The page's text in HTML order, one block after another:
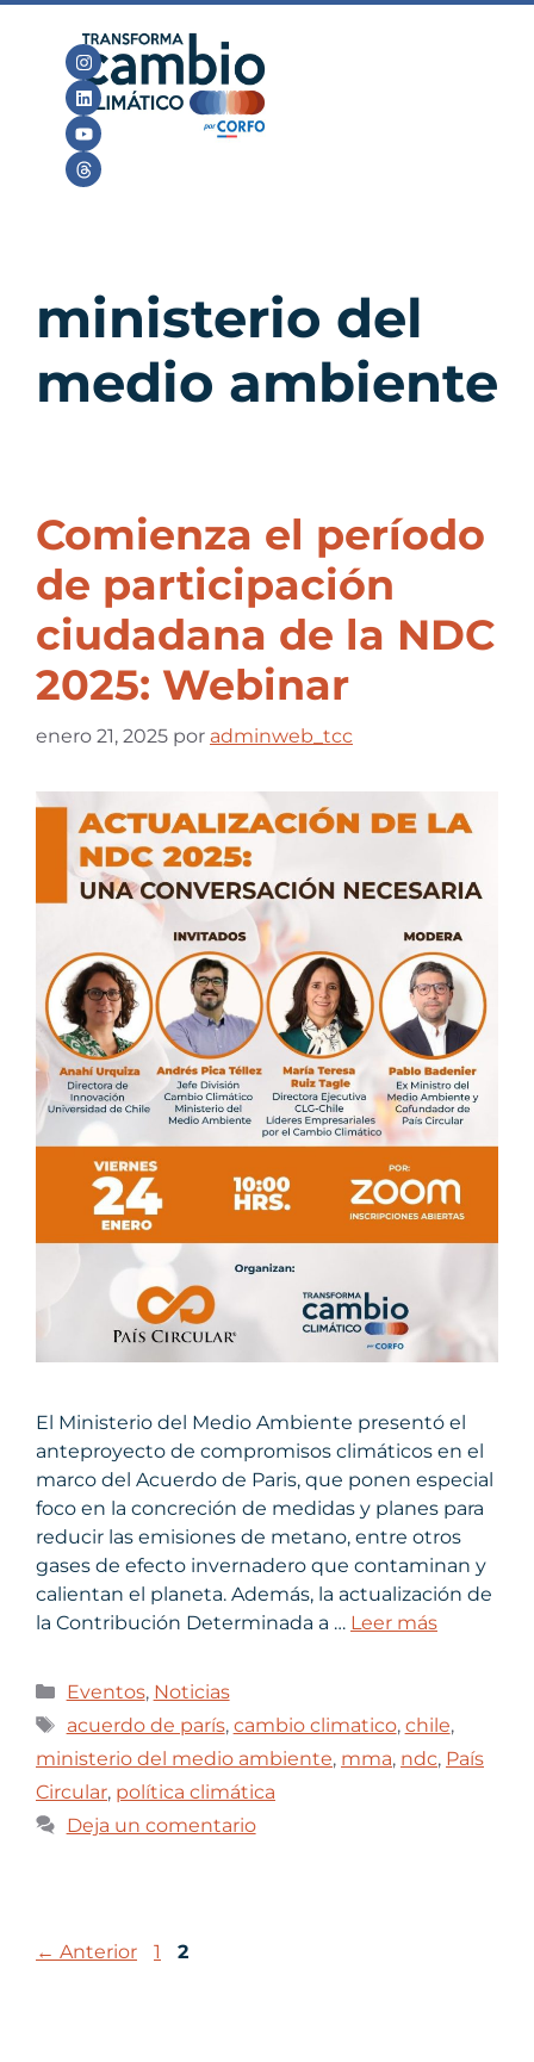
ministerio del
medio ambiente
Comienza el período
de participación
ciudadana de la NDC
2025: Webinar
enero 21, 2025 por adminweb_tcc
El Ministerio del Medio Ambiente presentó el
anteproyecto de compromisos climáticos en el
marco del Acuerdo de Paris, que ponen especial
foco en la concreción de medidas y planes para
reducir las emisiones de metano, entre otros
gases de efecto invernadero que contaminan y
calientan el planeta. Además, la actualización de
la Contribución Determinada a … Leer más
Eventos, Noticias
acuerdo de parís, cambio climatico, chile,
ministerio del medio ambiente, mma, ndc, País
Circular, política climática
Deja un comentario
← Anterior 1 2